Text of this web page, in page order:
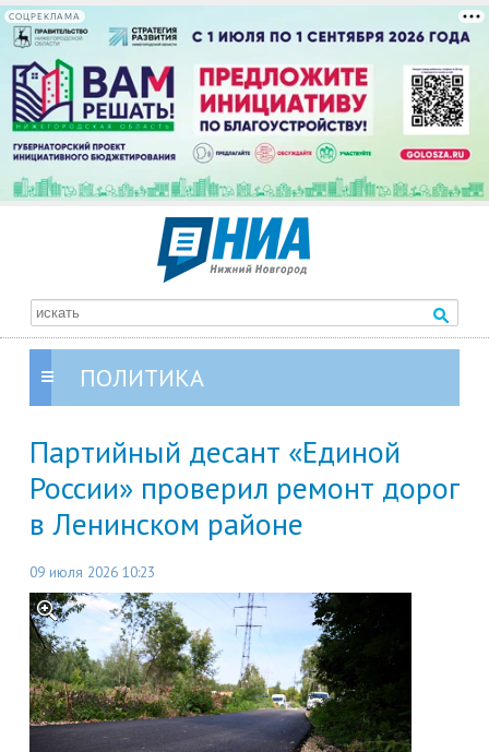
СОЦРЕКЛАМА
ПОЛИТИКА
Партийный десант «Единой
России» проверил ремонт дорог
в Ленинском районе
09 июля 2026 10:23